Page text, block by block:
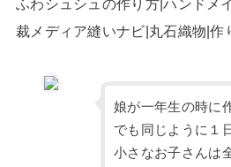
娘が一年生の時に
でも同じように１
小さなお子さんは